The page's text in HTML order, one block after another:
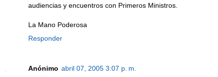
audiencias y encuentros con Primeros Ministros.
La Mano Poderosa
Responder
Anónimo abril 07, 2005 3:07 p. m.